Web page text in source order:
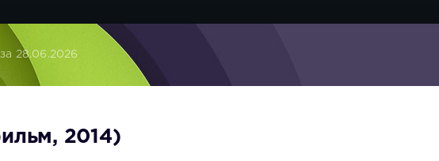
28.06.2026
2014)